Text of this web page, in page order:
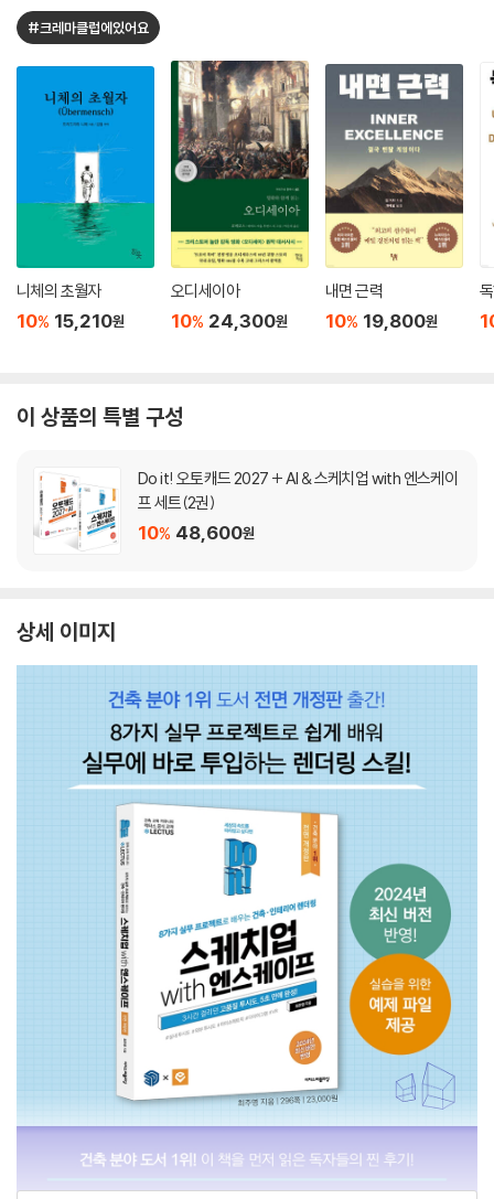
#크레마클럽에있어요
니체의 초월자
10% 15,210원
오디세이아
10% 24,300원
내면 근력
10% 19,800원
이 상품의 특별 구성
Do it! 오토캐드 2027 + AI & 스케치업 with 엔스케이
프 세트(2권)
10% 48,600원
상세 이미지